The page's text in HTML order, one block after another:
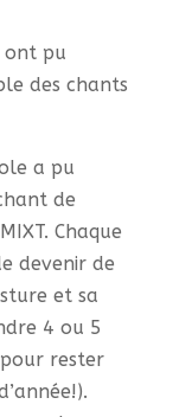
ont pu
des chants
a pu
de
Chaque
devenir de
et sa
4 ou 5
rester